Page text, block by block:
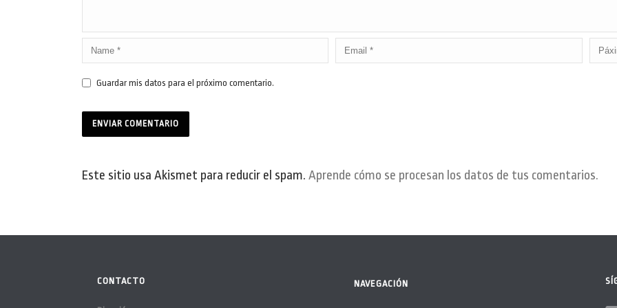
Guardar mis datos para el próximo comentario.
Este sitio usa Akismet para reducir el spam. Aprende cómo se procesan los datos de tus comentarios.
CONTACTO NAVEGACIÓN